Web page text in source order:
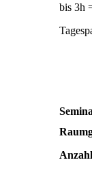
bis 3h